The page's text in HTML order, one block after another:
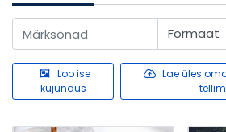
Loo ise
kujundus
Lae üles